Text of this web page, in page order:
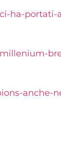
ha-
anche-